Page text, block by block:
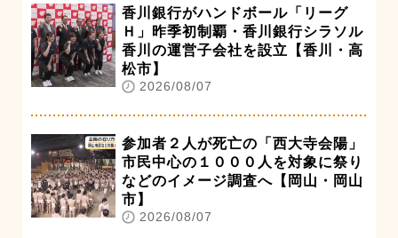
香川銀行がハンドボール「リーグ
Ｈ」昨季初制覇・香川銀行シラソル
香川の運営子会社を設立【香川・高
松市】
2026/08/07
参加者２人が死亡の「西大寺会陽」
市民中心の１０００人を対象に祭り
などのイメージ調査へ【岡山・岡山
市】
2026/08/07